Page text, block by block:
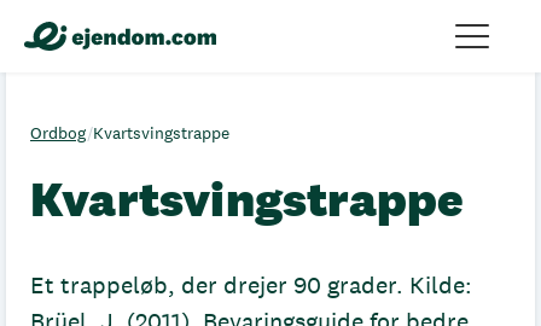
Ordbog/Kvartsvingstrappe
Kvartsvingstrappe
Et trappeløb, der drejer 90 grader. Kilde: